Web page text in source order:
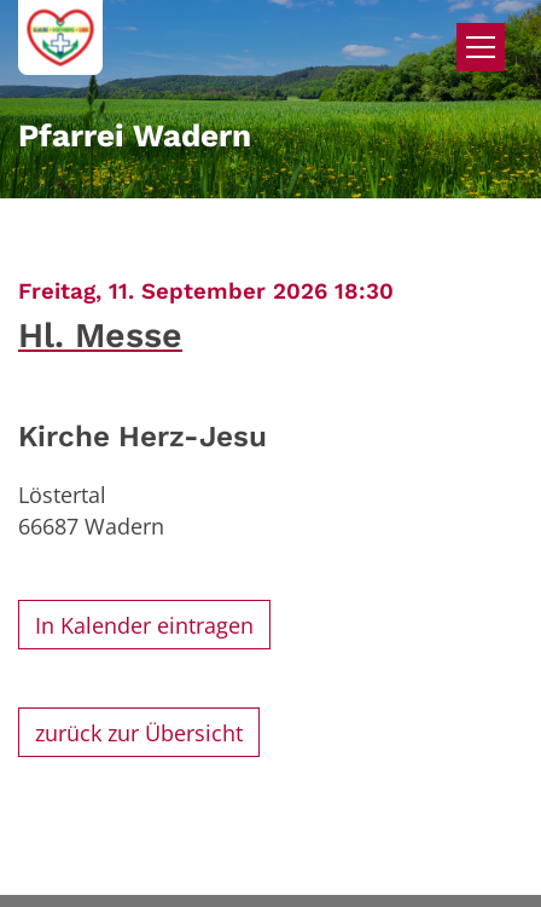
Zum Inhalt springen
Pfarrei Wadern
Freitag, 11. September 2026 18:30
Hl. Messe
Kirche Herz-Jesu
Löstertal
66687 Wadern
In Kalender eintragen
zurück zur Übersicht